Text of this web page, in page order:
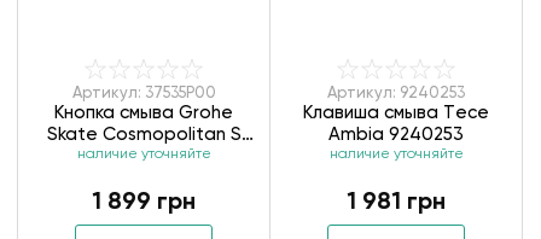
Артикул: 37535P00
Кнопка смыва Grohe
Skate Cosmopolitan S
37535P00
наличие уточняйте
1 899 грн
Артикул: 9240253
Клавиша смыва Тece
Ambia 9240253
наличие уточняйте
1 981 грн